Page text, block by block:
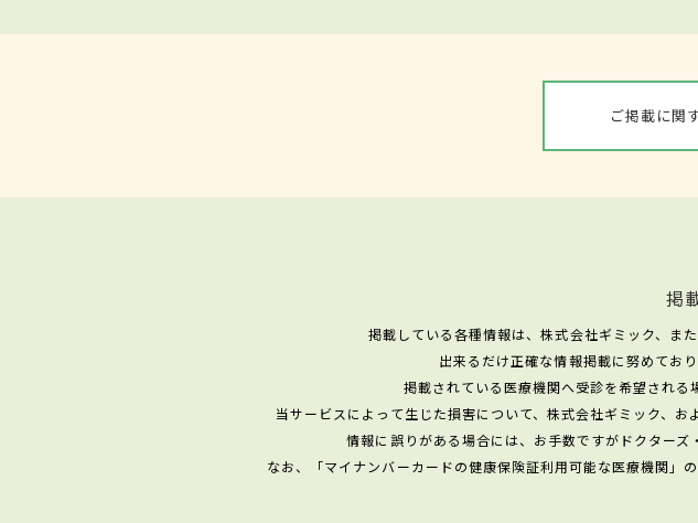
ご掲載に関
掲
掲載している各種情報は、株式会社ギミック、ま
出来るだけ正確な情報掲載に努めてお
掲載されている医療機関へ受診を希望される
当サービスによって生じた損害について、株式会社ギミック、
情報に誤りがある場合には、お手数ですがドクターズ
なお、「マイナンバーカードの健康保険証利用可能な医療機関」